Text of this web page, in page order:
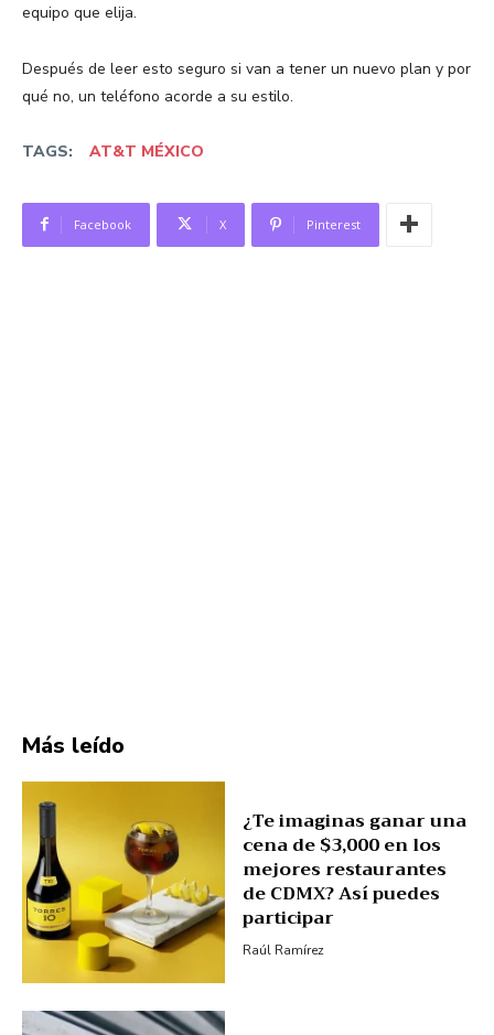
equipo que elija.
Después de leer esto seguro si van a tener un nuevo plan y por
qué no, un teléfono acorde a su estilo.
TAGS: AT&T MÉXICO
Facebook X Pinterest
Más leído
¿Te imaginas ganar una
cena de $3,000 en los
mejores restaurantes
de CDMX? Así puedes
participar
Raúl Ramírez